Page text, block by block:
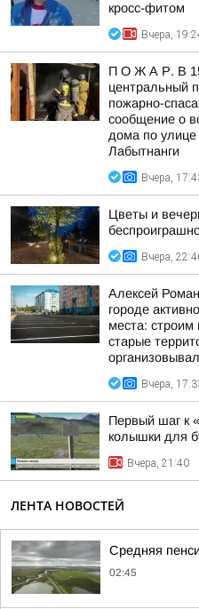
кросс-фитом
Вчера,
П О Ж А Р. В
центральный
пожарно-
сообщение о
дома по улице
Лабытнанги
Вчера,
Цветы и
Вчера,
Алексей
городе
места:
старые
Вчера,
Первый шаг к
колышки для
Вчера, 21:40
ЛЕНТА НОВОСТЕЙ
Средняя
02:45